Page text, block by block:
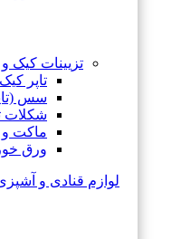
تزیینات کیک
تاپر
سس
شکلات
ماکت و
ورق
لوازم قنادی و